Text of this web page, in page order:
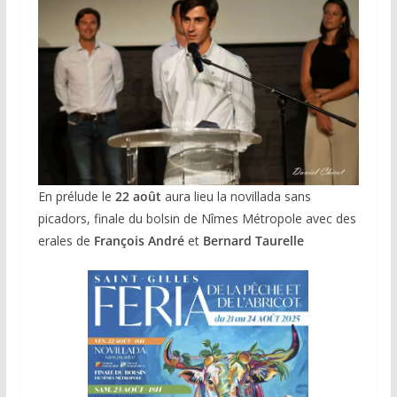
En prélude le 22 août aura lieu la novillada sans
picadors, finale du bolsin de Nîmes Métropole avec des
erales de François Andréet Bernard Taurelle